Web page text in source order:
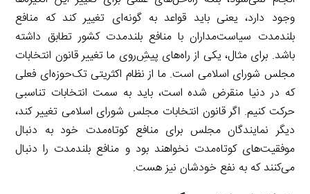
وجود دارد، یعنی باید قواعد به گونه‌ای تغییر کند که منافع
بلندمدت سیاست‌مداران با منافع بلندمدت کشور تطابق داشته
باشد. برای مثال، یکی از راه‌های پیش‌ِروی ما تغییر قانون انتخابات
مجلس شورای اسلامی است. ما از نظام اکثریتی تک‌حوزه‌ای فعلی
که در دنیا منقرض شده است، باید به سمت انتخابات تناسبی
حرکت کنیم. اگر قانون انتخابات مجلس شورای اسلامی تغییر کند،
دیگر نمایندگان مجلس برای منافع کوتاه‌مدت خود به دنبال
موفقیت‌های کوتاه‌مدت نخواهند بود و منافع بلندمدت را دنبال
می‌کنند که به نفع خودشان نیز هست.